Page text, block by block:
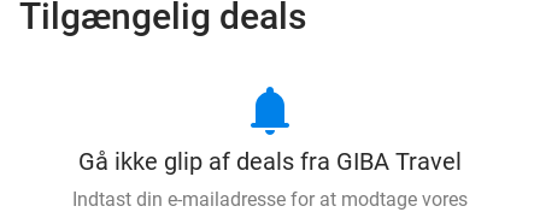
Tilgængelig deals
notifications
Gå ikke glip af deals fra GIBA Travel
Indtast din e-mailadresse for at modtage vores